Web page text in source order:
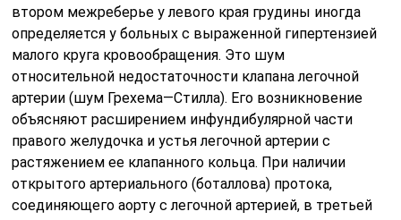
втором межреберье у левого края грудины иногда
определя­ется у больных с выраженной гипертензией
малого круга кровообра­щения. Это шум
относительной недостаточности клапана легочной
артерии (шум Грехема—Стилла). Его возникновение
объясняют рас­ширением инфундибулярной части
правого желудочка и устья легоч­ной артерии с
растяжением ее клапанного кольца. При наличии
открытого артериального (боталлова) протока,
соединяющего аорту с легочной артерией, в третьей